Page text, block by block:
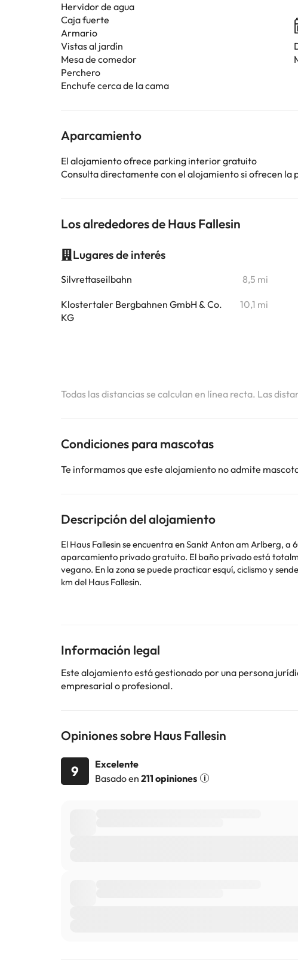
Hervidor de agua
Caja fuerte
Armario
Vistas al jardín
Mesa de comedor
Perchero
Enchufe cerca de la cama
Aparcamiento
El alojamiento ofrece parking interior gratuito
Consulta directamente con el alojamiento si ofrecen
Los alrededores de Haus Fallesin
Lugares de interés
Silvrettaseilbahn 8,5 mi
Klostertaler Bergbahnen GmbH & Co.
KG
10,1 mi
Todas las distancias se calculan en línea recta. Las
Condiciones para mascotas
Te informamos que este alojamiento no admite
Descripción del alojamiento
El Haus Fallesin se encuentra en Sankt Anton am Arlberg,
aparcamiento privado gratuito. El baño privado está totalmente equipado con ducha y secador de pelo. Todas las mañanas se sirve un desayuno continental, vegetariano o
vegano. En la zona se puede practicar esquí, ciclismo y senderismo. Este bed and breakfast ofrece guardaesquíes. El aeropuerto más cercano es el de Innsbruck, ubicado a 91
km del Haus Fallesin.
En este alojamiento no se pueden celebrar despedidas de
Algunos de los servicios detallados pueden ser de pago.
cambios por parte del alojamiento. Si tienes dudas,
Información legal
Este alojamiento está gestionado por una persona
empresarial o profesional.
Opiniones sobre Haus Fallesin
9
Excelente
Basado en 211 opiniones